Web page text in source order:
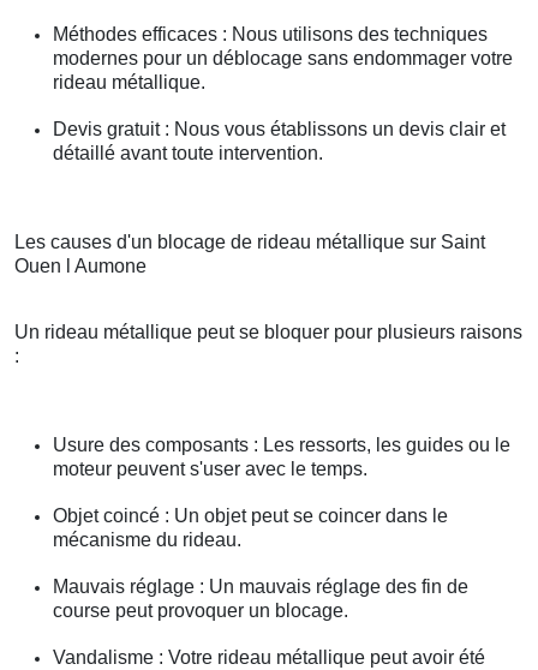
Méthodes efficaces : Nous utilisons des techniques
modernes pour un déblocage sans endommager votre
rideau métallique.
Devis gratuit : Nous vous établissons un devis clair et
détaillé avant toute intervention.
Les causes d'un blocage de rideau métallique sur Saint
Ouen l Aumone
Un rideau métallique peut se bloquer pour plusieurs raisons
:
Usure des composants : Les ressorts, les guides ou le
moteur peuvent s'user avec le temps.
Objet coincé : Un objet peut se coincer dans le
mécanisme du rideau.
Mauvais réglage : Un mauvais réglage des fin de
course peut provoquer un blocage.
Vandalisme : Votre rideau métallique peut avoir été